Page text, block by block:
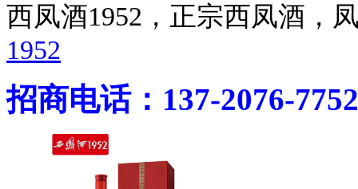
西凤酒1952，正宗西凤酒
1952
招商电话：137-2076-7752